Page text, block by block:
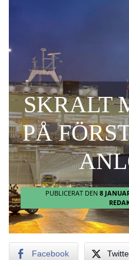
SKRALT
PÅ
PUBLICERAT DEN 8
Facebook